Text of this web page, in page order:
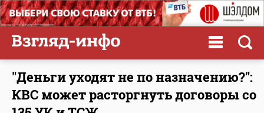
"Деньги уходят не по назначению?":
КВС может расторгнуть договоры со